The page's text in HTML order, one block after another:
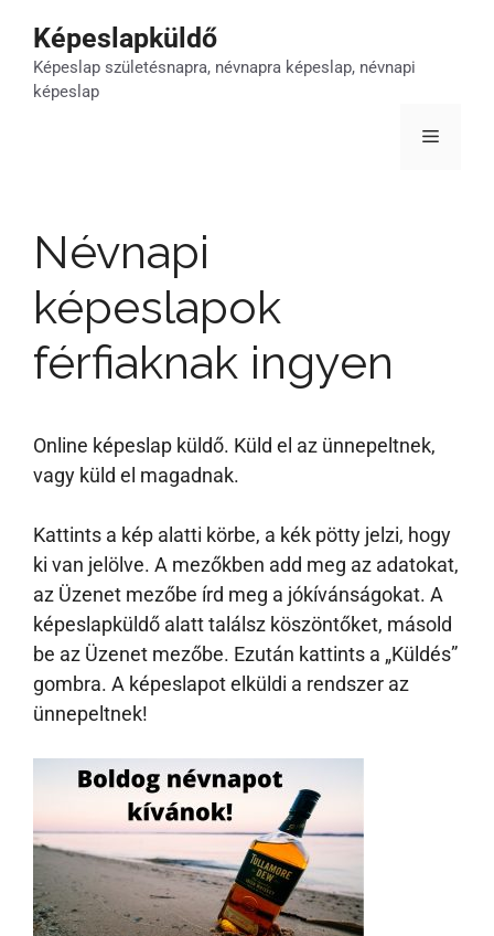
tartalomba
Képeslapküldő
Képeslap születésnapra, névnapra képeslap, névnapi
képeslap
Menü
Névnapi
képeslapok
férfiaknak ingyen
Online képeslap küldő. Küld el az ünnepeltnek,
vagy küld el magadnak.
Kattints a kép alatti körbe, a kék pötty jelzi, hogy
ki van jelölve. A mezőkben add meg az adatokat,
az Üzenet mezőbe írd meg a jókívánságokat. A
képeslapküldő alatt találsz köszöntőket, másold
be az Üzenet mezőbe. Ezután kattints a „Küldés”
gombra. A képeslapot elküldi a rendszer az
ünnepeltnek!